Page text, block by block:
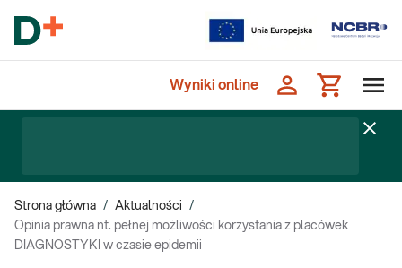
Wyniki online
Strona główna / Aktualności
/
Opinia prawna nt. pełnej możliwości korzystania z placówek
DIAGNOSTYKI w czasie epidemii